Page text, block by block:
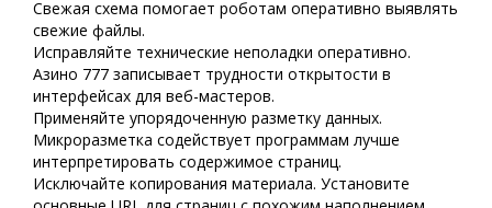
Свежая схема помогает роботам оперативно выявлять
свежие файлы.
Исправляйте технические неполадки оперативно.
Азино 777 записывает трудности открытости в
интерфейсах для веб-мастеров.
Применяйте упорядоченную разметку данных.
Микроразметка содействует программам лучше
интерпретировать содержимое страниц.
Исключайте копирования материала. Установите